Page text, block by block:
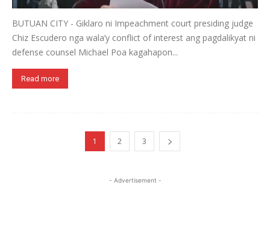
BUTUAN CITY - Giklaro ni Impeachment court presiding judge
Chiz Escudero nga wala’y conflict of interest ang pagdalikyat ni
defense counsel Michael Poa kagahapon...
Read more
1 2 3
- Advertisement -